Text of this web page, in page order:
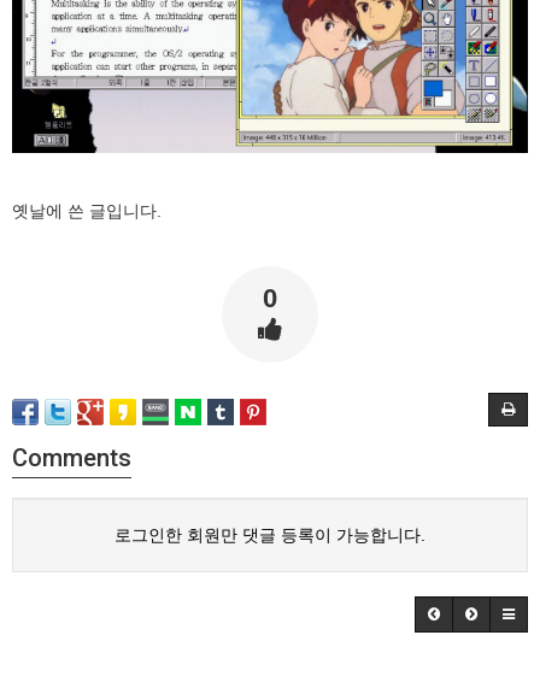
옛날에 쓴 글입니다.
0
Comments
로그인한 회원만 댓글 등록이 가능합니다.